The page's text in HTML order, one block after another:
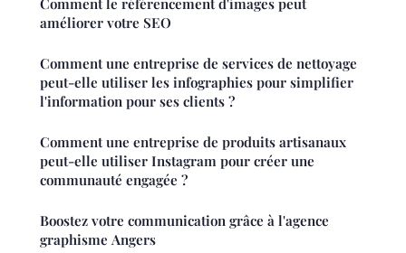
améliorer votre SEO
Comment une entreprise de services de nettoyage
peut-elle utiliser les infographies pour simplifier
l'information pour ses clients ?
Comment une entreprise de produits artisanaux
peut-elle utiliser Instagram pour créer une
communauté engagée ?
Boostez votre communication grâce à l'agence
graphisme Angers